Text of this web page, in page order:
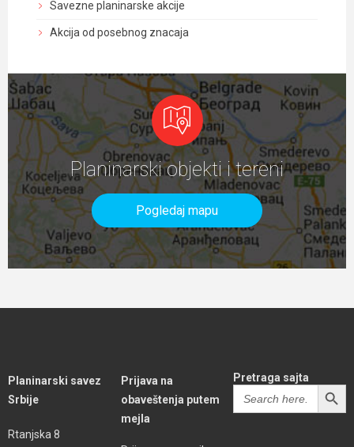
Savezne planinarske akcije
Akcija od posebnog znacaja
Planinarski objekti i tereni
Pogledaj mapu
Planinarski savez
Srbije
Rtanjska 8
Prijava na
obaveštenja putem
mejla
Pretraga sajta
Search
for:
SEARCH